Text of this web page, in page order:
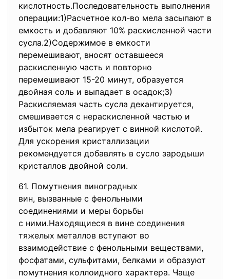
кислотность.Последовательность выполнения
операции:1)Расчетное кол-во мела засыпают в
емкость и добавляют 10% раскисленной части
сусла.2)Содержимое в емкости
перемешивают, вносят оставшееся
раскисленную часть и повторно
перемешивают 15-20 минут, образуется
двойная соль и выпадает в осадок;3)
Раскисляемая часть сусла декантируется,
смешивается с нераскисленной частью и
избыток мела реагирует с винной кислотой.
Для ускорения кристаллизации
рекомендуется добавлять в сусло зародыши
кристаллов двойной соли.
61. Помутнения виноградных
вин, вызванные с фенольными
соединениями и меры борьбы
с ними.Находящиеся в вине соединения
тяжелых металлов вступают во
взаимодействие с фенольными веществами,
фосфатами, сульфитами, белками и образуют
помутнения коллоидного характера. Чаще